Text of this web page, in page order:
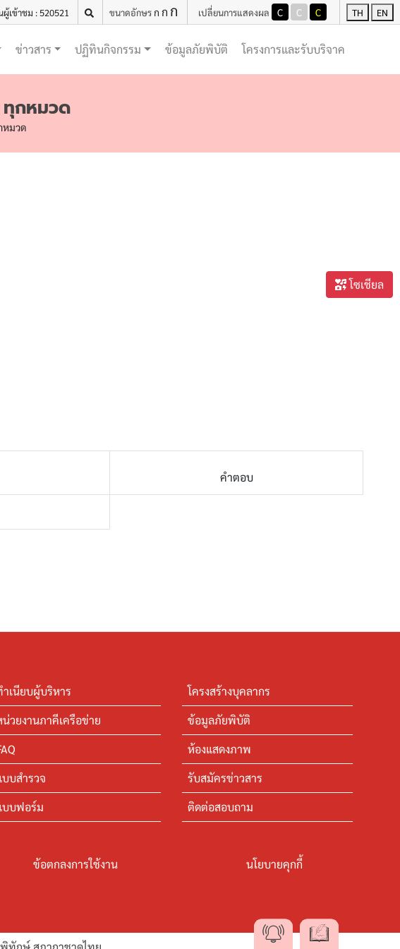
ผู้เข้าชม : 520521 ขนาดอักษรก ก ก เปลี่ยนการแสดงผล C C C TH EN
ข่าวสาร ปฏิทินกิจกรรม ข้อมูลภัยพิบัติ (current)
โครงการและรับบริจาค
โซเชียล
ทุกหมวด
หมวด
คำตอบ
เนียบผู้บริหาร
โครงสร้างบุคลากร
วยงานภาคีเครือข่าย
ข้อมูลภัยพิบัติ
ห้องแสดงภาพ
บบสำรวจ
รับสมัครข่าวสาร
บบฟอร์ม ติดต่อสอบถาม
ข้อตกลงการใช้งาน
นโยบายคุกกี้